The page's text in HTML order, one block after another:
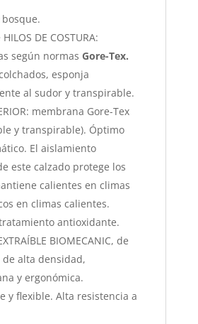
DE COSTURA:
según normas Gore-Tex.
esponja
al sudor y transpirable.
membrana Gore-Tex
y transpirable). Óptimo
El aislamiento
este calzado protege los
calientes en climas
en climas calientes.
tratamiento antioxidante.
BIOMECANIC, de
alta densidad,
y ergonómica.
y flexible. Alta resistencia a